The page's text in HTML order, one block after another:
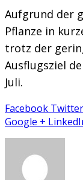
Aufgrund der
Pflanze in
trotz der
Ausflugsziel
Juli.
Facebook Twitter
Google +